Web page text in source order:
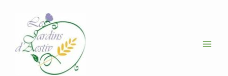
contenu